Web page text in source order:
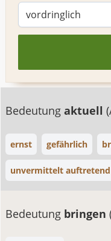
Bedeutung aktuell
ernst gefährlich
unvermittelt auftretend
Bedeutung bringen